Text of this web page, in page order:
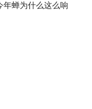
年蝉为什么这么响